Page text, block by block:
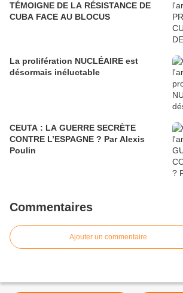
TÉMOIGNE DE LA RÉSISTANCE DE
CUBA FACE AU BLOCUS
La prolifération NUCLÉAIRE est
désormais inéluctable
CEUTA : LA GUERRE SECRÈTE
CONTRE L’ESPAGNE ? Par Alexis
Poulin
Commentaires
Ajouter un commentaire